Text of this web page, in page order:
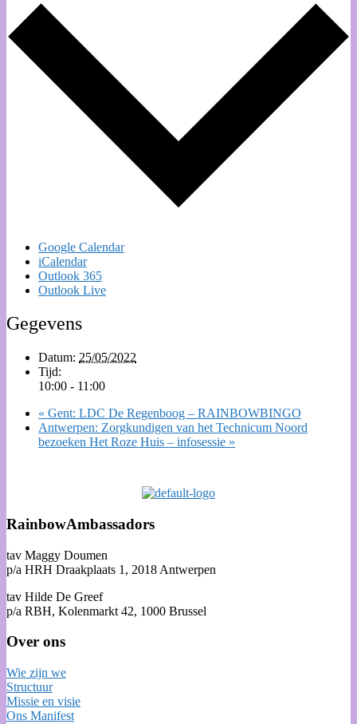
Google Calendar
iCalendar
Outlook 365
Outlook Live
Gegevens
Datum: 25/05/2022
Tijd:
10:00 - 11:00
« Gent: LDC De Regenboog – RAINBOWBINGO
Antwerpen: Zorgkundigen van het Technicum Noord
bezoeken Het Roze Huis – infosessie »
RainbowAmbassadors
tav Maggy Doumen
p/a HRH Draakplaats 1, 2018 Antwerpen
tav Hilde De Greef
p/a RBH, Kolenmarkt 42, 1000 Brussel
Over ons
Wie zijn we
Structuur
Missie en visie
Ons Manifest